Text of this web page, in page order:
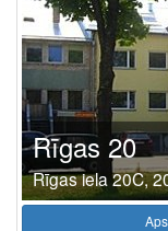
Rīgas 20
Rīgas iela 20C,